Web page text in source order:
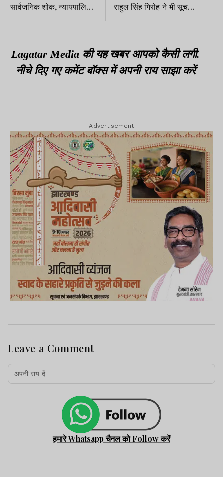
सार्वजनिक शोक, न्यायपालिका
प्रमुख का आदेश, दंगाईयों को
भारतीय
राहुल सिंह गिरोह ने भी सूचना
देने वाले को दो लाख इनाम देने
Lagatar Media की यह खबर आपको कैसी लगी.
नीचे दिए गए कमेंट बॉक्स में अपनी राय साझा करें
Advertisement
Leave a Comment
हमारे Whatsapp चैनल को Follow करें